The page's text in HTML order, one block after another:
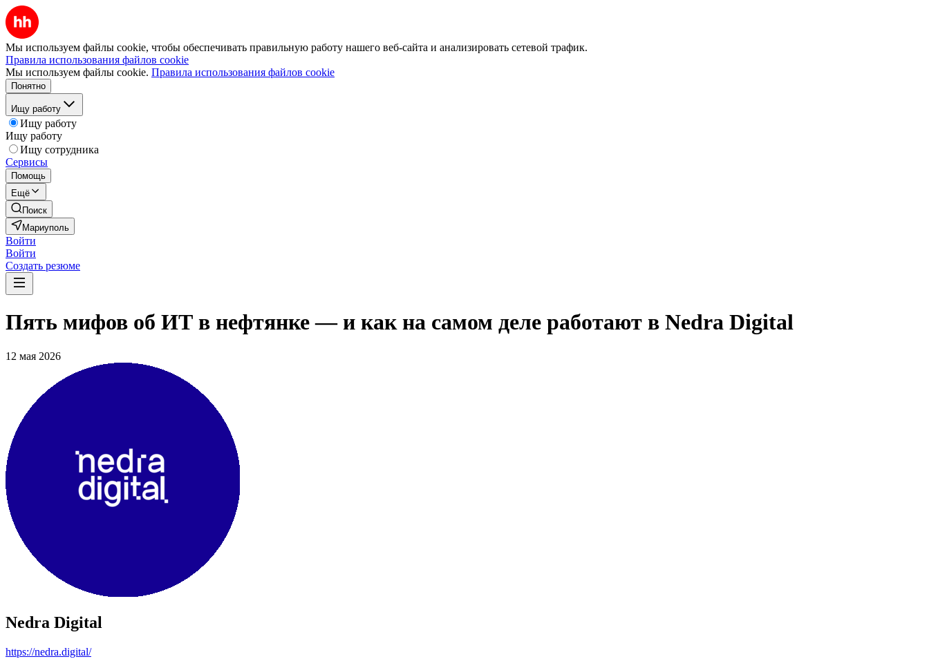
Мы используем файлы cookie, чтобы обеспечивать правильную работу нашего веб-сайта и анализировать сетевой трафик.
Правила использования файлов cookie
Мы используем файлы cookie. Правила использования файлов cookie
Понятно
Ищу работу
Ищу работу
Ищу работу
Ищу сотрудника
Сервисы
Помощь
Ещё
Поиск
Мариуполь
Войти
Войти
Создать резюме
Пять мифов об ИТ в нефтянке — и как на самом деле работают в Nedra Digital
12 мая 2026
Nedra Digital
https://nedra.digital/